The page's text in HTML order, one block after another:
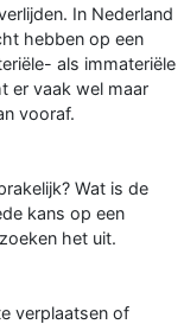
In Nederland
hebben op een
als immateriële
er vaak wel maar
vooraf.
Wat is de
kans op een
het uit.
verplaatsen of